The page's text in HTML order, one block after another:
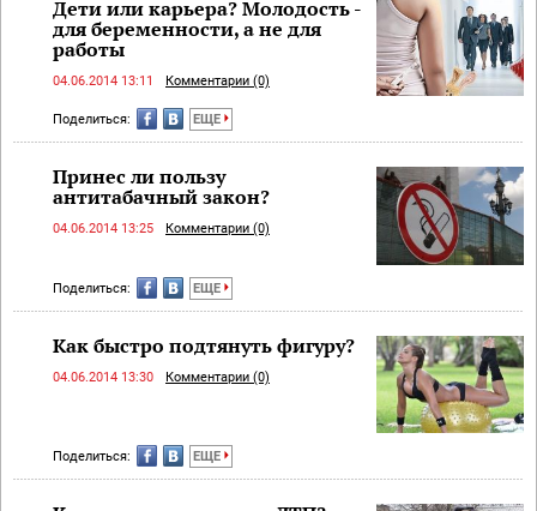
Дети или карьера? Молодость -
для беременности, а не для
работы
04.06.2014 13:11 Комментарии (0)
Поделиться: ЕЩЕ
Принес ли пользу
антитабачный закон?
04.06.2014 13:25 Комментарии (0)
Поделиться: ЕЩЕ
Как быстро подтянуть фигуру?
04.06.2014 13:30 Комментарии (0)
Поделиться: ЕЩЕ